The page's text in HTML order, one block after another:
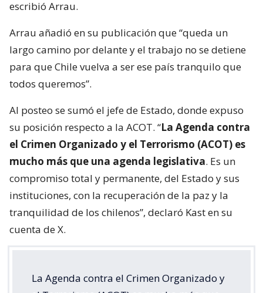
escribió Arrau.
Arrau añadió en su publicación que “queda un
largo camino por delante y el trabajo no se detiene
para que Chile vuelva a ser ese país tranquilo que
todos queremos”.
Al posteo se sumó el jefe de Estado, donde expuso
su posición respecto a la ACOT. “La Agenda contra
el Crimen Organizado y el Terrorismo (ACOT) es
mucho más que una agenda legislativa. Es un
compromiso total y permanente, del Estado y sus
instituciones, con la recuperación de la paz y la
tranquilidad de los chilenos”, declaró Kast en su
cuenta de X.
La Agenda contra el Crimen Organizado y